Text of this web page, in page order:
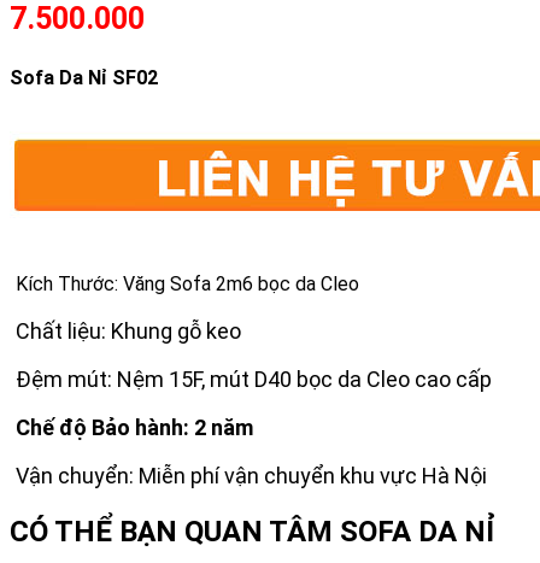
7.500.000
Sofa Da Nỉ SF02
Kích Thước: Văng Sofa 2m6 bọc da Cleo
Chất liệu: Khung gỗ keo
Đệm mút: Nệm 15F, mút D40 bọc da Cleo cao cấp
Chế độ Bảo hành: 2 năm
Vận chuyển: Miễn phí vận chuyển khu vực Hà Nội
CÓ THỂ BẠN QUAN TÂM SOFA DA NỈ